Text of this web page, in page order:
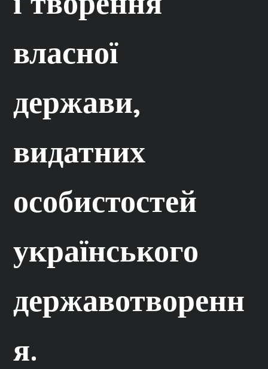
власної
держави,
видатних
особистостей
українського
державотворенн
я.